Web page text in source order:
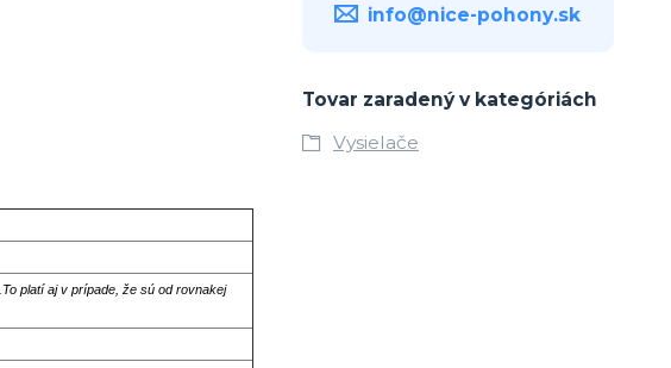
To platí aj v prípade, že sú od rovnakej
info@nice-pohony.sk
Tovar zaradený v kategóriách
Vysielače